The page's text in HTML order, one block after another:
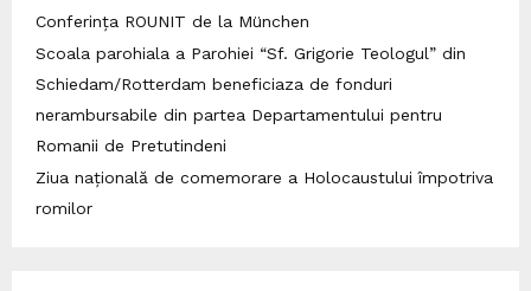
Conferința ROUNIT de la München
Scoala parohiala a Parohiei “Sf. Grigorie Teologul” din
Schiedam/Rotterdam beneficiaza de fonduri
nerambursabile din partea Departamentului pentru
Romanii de Pretutindeni
Ziua națională de comemorare a Holocaustului împotriva
romilor